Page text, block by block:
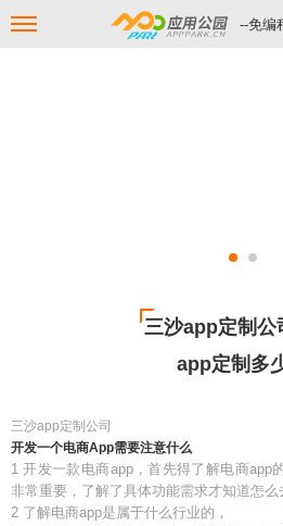
--免编
三沙app定制公
app定制多
三沙app定制公司
开发一个电商App需要注意什么
1 开发一款电商app，首先得了解电商app
非常重要，了解了具体功能需求才知道怎么
2 了解电商app是属于什么行业的，